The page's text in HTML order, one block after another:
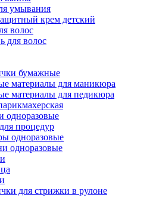
умывания
крем детский
волос
для волос
бумажные
материалы для маникюра
материалы для педикюра
одноразовые
процедур
одноразовые
одноразовые
для стрижки в рулоне